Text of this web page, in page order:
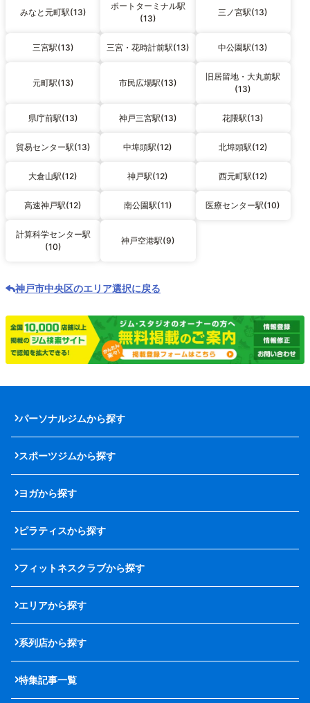
みなと元町駅(13)
ポートターミナル駅
(13)
三ノ宮駅(13)
三宮駅(13) 三宮・花時計前駅(13) 中公園駅(13)
元町駅(13) 市民広場駅(13)
旧居留地・大丸前駅
(13)
県庁前駅(13) 神戸三宮駅(13) 花隈駅(13)
貿易センター駅(13) 中埠頭駅(12) 北埠頭駅(12)
大倉山駅(12) 神戸駅(12) 西元町駅(12)
高速神戸駅(12) 南公園駅(11) 医療センター駅(10)
計算科学センター駅
(10)
神戸空港駅(9)
神戸市中央区のエリア選択に戻る
パーソナルジムから探す
スポーツジムから探す
ヨガから探す
ピラティスから探す
フィットネスクラブから探す
エリアから探す
系列店から探す
特集記事一覧